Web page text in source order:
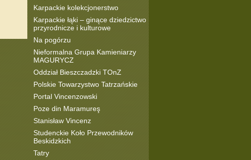
Karpackie kolekcjonerstwo
Karpackie łąki – ginące dziedzictwo
przyrodnicze i kulturowe
Na pogórzu
Nieformalna Grupa Kamieniarzy
MAGURYCZ
Oddział Bieszczadzki TOnZ
Polskie Towarzystwo Tatrzańskie
Portal Vincenzowski
Poze din Maramureş
Stanisław Vincenz
Studenckie Koło Przewodników
Beskidzkich
Tatry